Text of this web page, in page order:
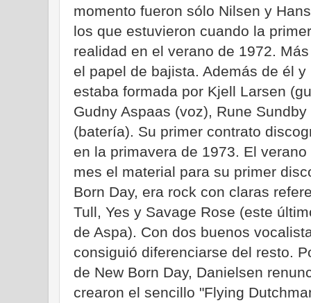
momento fueron sólo Nilsen y
los que estuvieron cuando la
realidad en el verano de 1972.
el papel de bajista. Además de él
estaba formada por Kjell Larsen
Gudny Aspaas (voz), Rune
(batería). Su primer contrato
en la primavera de 1973. El
mes el material para su primer
Born Day, era rock con claras
Tull, Yes y Savage Rose (este
de Aspa). Con dos buenos
consiguió diferenciarse del resto.
de New Born Day, Danielsen
crearon el sencillo "Flying